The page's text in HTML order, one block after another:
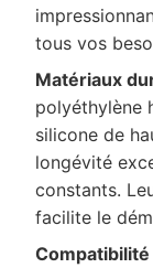
tous vos
Matériaux
polyéthylène
silicone de
longévité
constants.
facilite le